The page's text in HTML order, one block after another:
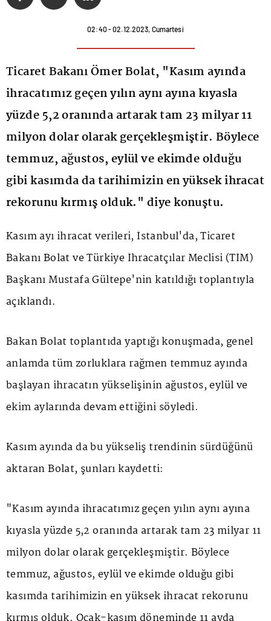
02:40 - 02.12.2023, Cumartesi
Ticaret Bakanı Ömer Bolat, "Kasım ayında
ihracatımız geçen yılın aynı ayına kıyasla
yüzde 5,2 oranında artarak tam 23 milyar 11
milyon dolar olarak gerçekleşmiştir. Böylece
temmuz, ağustos, eylül ve ekimde olduğu
gibi kasımda da tarihimizin en yüksek ihracat
rekorunu kırmış olduk." diye konuştu.
Kasım ayı ihracatverileri, İstanbul'da, Ticaret
Bakanı Bolat ve Türkiye İhracatçılar Meclisi (TİM)
Başkanı Mustafa Gültepe'nin katıldığı toplantıyla
açıklandı.
Bakan Bolat toplantıda yaptığı konuşmada, genel
anlamda tüm zorluklara rağmen temmuz ayında
başlayan ihracatın yükselişinin ağustos, eylül ve
ekim aylarında devam ettiğini söyledi.
Kasım ayında da bu yükseliş trendinin sürdüğünü
aktaran Bolat, şunları kaydetti:
"Kasım ayında ihracatımız geçen yılın aynı ayına
kıyasla yüzde 5,2 oranında artarak tam 23 milyar 11
milyon dolar olarak gerçekleşmiştir. Böylece
temmuz, ağustos, eylül ve ekimde olduğu gibi
kasımda tarihimizin en yüksek ihracat rekorunu